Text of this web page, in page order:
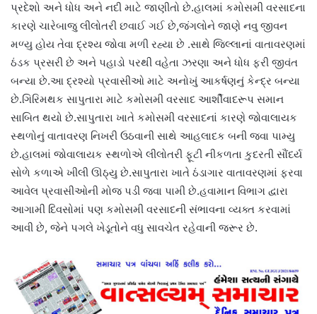
પ્રદેશો અને ધોધ અને નદી માટે જાણીતો છે.હાલમાં કમોસમી વરસાદના
કારણે ચારેબાજુ લીલોતરી છવાઈ ગઈ છે,જંગલોને જાણે નવુ જીવન
મળ્યુ હોય તેવા દ્રશ્ય જોવા મળી રહ્યા છે .સાથે જિલ્લાનાં વાતાવરણમાં
ઠંડક પ્રસરી છે અને પહાડો પરથી વહેતા ઝરણા અને ધોધ ફરી જીવંત
બન્યા છે.આ દ્રશ્યો પ્રવાસીઓ માટે અનોખું આકર્ષણનું કેન્દ્ર બન્યા
છે.ગિરિમથક સાપુતારા માટે કમોસમી વરસાદ આર્શીવાદરૂપ સમાન
સાબિત થયો છે.સાપુતારા ખાતે કમોસમી વરસાદનાં કારણે જોવાલાયક
સ્થળોનું વાતાવરણ નિખરી ઉઠવાની સાથે આહલાદક બની જવા પામ્યુ
છે.હાલમાં જોવાલાયક સ્થળોએ લીલોતરી ફૂટી નીકળતા કુદરતી સૌંદર્ય
સોળે કળાએ ખીલી ઊઠ્યુ છે.સાપુતારા ખાતે ઠંડાગાર વાતાવરણમાં ફરવા
આવેલ પ્રવાસીઓની મોજ પડી જવા પામી છે.હવામાન વિભાગ દ્વારા
આગામી દિવસોમાં પણ કમોસમી વરસાદની સંભાવના વ્યક્ત કરવામાં
આવી છે, જેને પગલે ખેડૂતોને વધુ સાવચેત રહેવાની જરૂર છે.